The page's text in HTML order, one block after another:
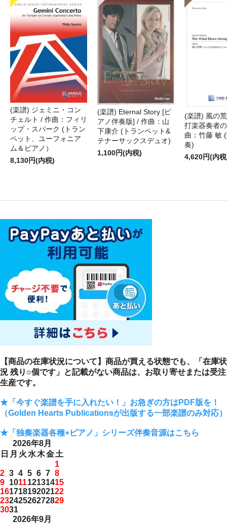
(楽譜) ジェミニ・コン
チェルト / 作曲：フィリ
ップ・スパーク (トラン
ペット、ユーフォニア
ム＆ピアノ）
8,130円(内税)
(楽譜) Eternal Story [ピ
アノ伴奏版] / 作曲：山
下康介 (トランペット&
テナーサックスデュオ)
1,100円(内税)
(楽譜) 風の
打楽器奏者
曲：竹藤 敏
奏)
4,620円(内
【商品の在庫状況について】商品が買える状態でも、「在庫状
況 残り○個です」と記載がない商品は、お取り寄せまたは受注
生産です。
★「今すぐ楽譜を手に入れたい！」お急ぎの方はPDF版を！
（Golden Hearts Publicationsが出版する一部楽譜のみ対応）
★「独奏楽器各種+ピアノ」シリーズ伴奏音源はこちら
2026年8月
日 月 火 水木金土
1
2 3 4 5 6 7 8
9 101112131415
16171819202122
23242526272829
3031
2026年9月